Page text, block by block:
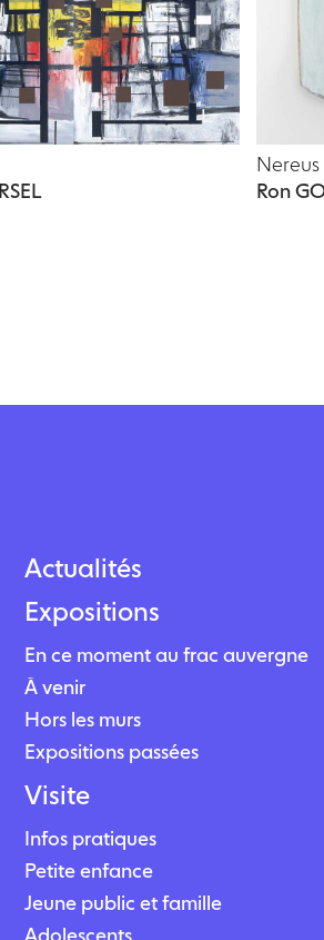
Nereus
Ron
Actualités
Expositions
En ce moment au frac auvergne
À venir
Hors les murs
Expositions passées
Visite
Infos pratiques
Petite enfance
Jeune public et famille
Adolescents